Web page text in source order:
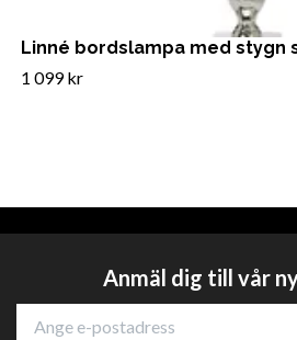
Linné bordslampa med stygn
1 099 kr
Anmäl dig till vår